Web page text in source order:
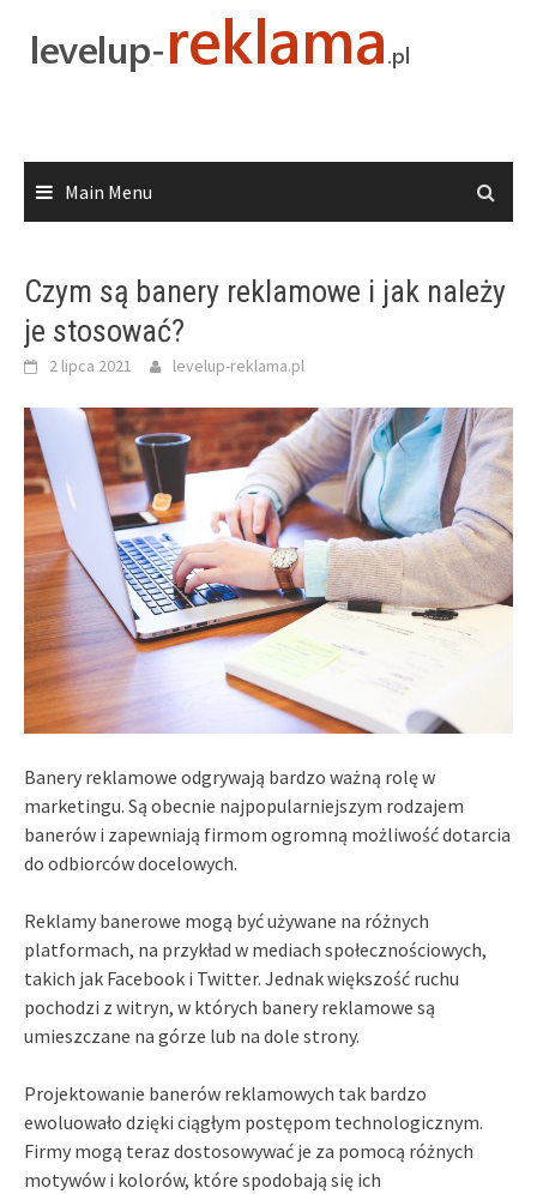
content
Main Menu
Czym są banery reklamowe i jak należy
je stosować?
2 lipca 2021 levelup-reklama.pl
Banery reklamowe odgrywają bardzo ważną rolę w
marketingu. Są obecnie najpopularniejszym rodzajem
banerów i zapewniają firmom ogromną możliwość dotarcia
do odbiorców docelowych.
Reklamy banerowe mogą być używane na różnych
platformach, na przykład w mediach społecznościowych,
takich jak Facebook i Twitter. Jednak większość ruchu
pochodzi z witryn, w których banery reklamowe są
umieszczane na górze lub na dole strony.
Projektowanie banerów reklamowych tak bardzo
ewoluowało dzięki ciągłym postępom technologicznym.
Firmy mogą teraz dostosowywać je za pomocą różnych
motywów i kolorów, które spodobają się ich